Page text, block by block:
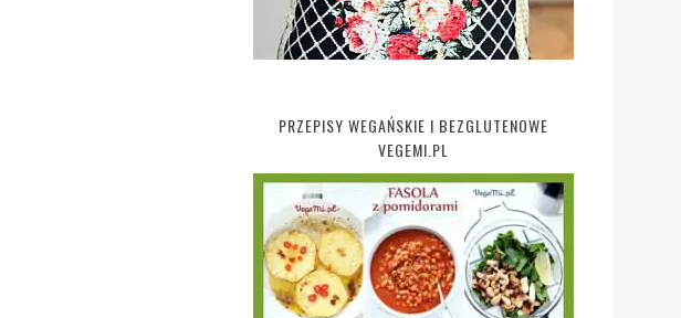
PRZEPISY WEGAŃSKIE I BEZGLUTENOWE
VEGEMI.PL